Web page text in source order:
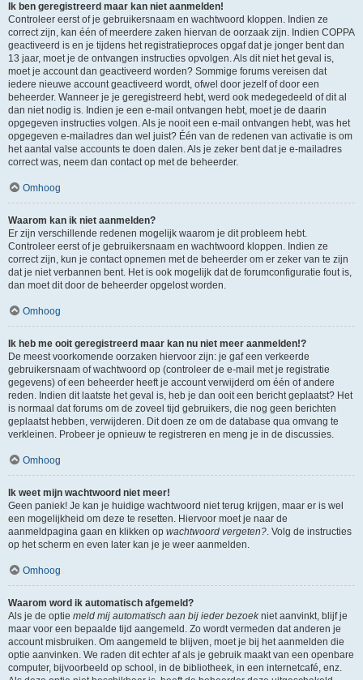
Ik ben geregistreerd maar kan niet aanmelden!
Controleer eerst of je gebruikersnaam en wachtwoord kloppen. Indien ze
correct zijn, kan één of meerdere zaken hiervan de oorzaak zijn. Indien COPPA
geactiveerd is en je tijdens het registratieproces opgaf dat je jonger bent dan
13 jaar, moet je de ontvangen instructies opvolgen. Als dit niet het geval is,
moet je account dan geactiveerd worden? Sommige forums vereisen dat
iedere nieuwe account geactiveerd wordt, ofwel door jezelf of door een
beheerder. Wanneer je je geregistreerd hebt, werd ook medegedeeld of dit al
dan niet nodig is. Indien je een e-mail ontvangen hebt, moet je de daarin
opgegeven instructies volgen. Als je nooit een e-mail ontvangen hebt, was het
opgegeven e-mailadres dan wel juist? Één van de redenen van activatie is om
het aantal valse accounts te doen dalen. Als je zeker bent dat je e-mailadres
correct was, neem dan contact op met de beheerder.
Omhoog
Waarom kan ik niet aanmelden?
Er zijn verschillende redenen mogelijk waarom je dit probleem hebt.
Controleer eerst of je gebruikersnaam en wachtwoord kloppen. Indien ze
correct zijn, kun je contact opnemen met de beheerder om er zeker van te zijn
dat je niet verbannen bent. Het is ook mogelijk dat de forumconfiguratie fout is,
dan moet dit door de beheerder opgelost worden.
Omhoog
Ik heb me ooit geregistreerd maar kan nu niet meer aanmelden!?
De meest voorkomende oorzaken hiervoor zijn: je gaf een verkeerde
gebruikersnaam of wachtwoord op (controleer de e-mail met je registratie
gegevens) of een beheerder heeft je account verwijderd om één of andere
reden. Indien dit laatste het geval is, heb je dan ooit een bericht geplaatst? Het
is normaal dat forums om de zoveel tijd gebruikers, die nog geen berichten
geplaatst hebben, verwijderen. Dit doen ze om de database qua omvang te
verkleinen. Probeer je opnieuw te registreren en meng je in de discussies.
Omhoog
Ik weet mijn wachtwoord niet meer!
Geen paniek! Je kan je huidige wachtwoord niet terug krijgen, maar er is wel
een mogelijkheid om deze te resetten. Hiervoor moet je naar de
aanmeldpagina gaan en klikken op wachtwoord vergeten?. Volg de instructies
op het scherm en even later kan je je weer aanmelden.
Omhoog
Waarom word ik automatisch afgemeld?
Als je de optie meld mij automatisch aan bij ieder bezoekniet aanvinkt, blijf je
maar voor een bepaalde tijd aangemeld. Zo wordt vermeden dat anderen je
account misbruiken. Om aangemeld te blijven, moet je bij het aanmelden die
optie aanvinken. We raden dit echter af als je gebruik maakt van een openbare
computer, bijvoorbeeld op school, in de bibliotheek, in een internetcafé, enz.